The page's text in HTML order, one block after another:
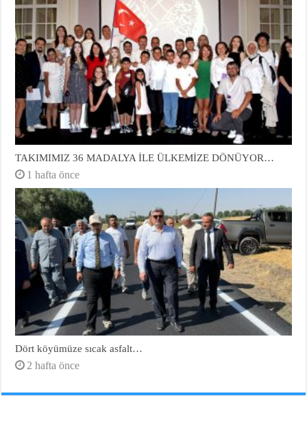
TAKIMIMIZ 36 MADALYA İLE ÜLKEMİZE DÖNÜYOR…
1 hafta önce
Dört köyümüze sıcak asfalt…
2 hafta önce